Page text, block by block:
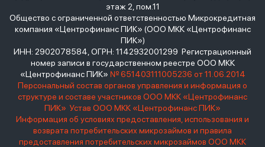
этаж 2, пом.11
Общество с ограниченной ответственностью Микрокредитная
компания «Центрофинанс ПИК» (ООО МКК «Центрофинанс
ПИК»)
ИНН: 2902078584, ОГРН: 1142932001299 Регистрационный
номер записи в государственном реестре ООО МКК
«Центрофинанс ПИК» № 651403111005236 от 11.06.2014
Персональный состав органов управления и информация о
структуре и составе участников ООО МКК «Центрофинанс
ПИК» Устав ООО МКК «Центрофинанс ПИК»
Информация об условиях предоставления, использования и
возврата потребительских микрозаймов и правила
предоставления потребительских микрозаймов ООО МКК